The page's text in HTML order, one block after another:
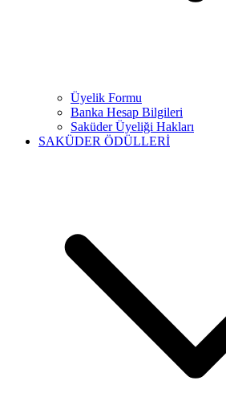
Üyelik Formu
Banka Hesap Bilgileri
Saküder Üyeliği Hakları
SAKÜDER ÖDÜLLERİ